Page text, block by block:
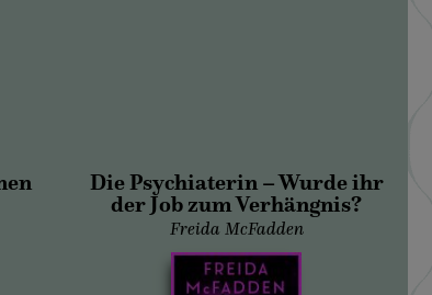
Die Psychiaterin – Wurde ihr
der Job zum Verhängnis?
Freida McFadden